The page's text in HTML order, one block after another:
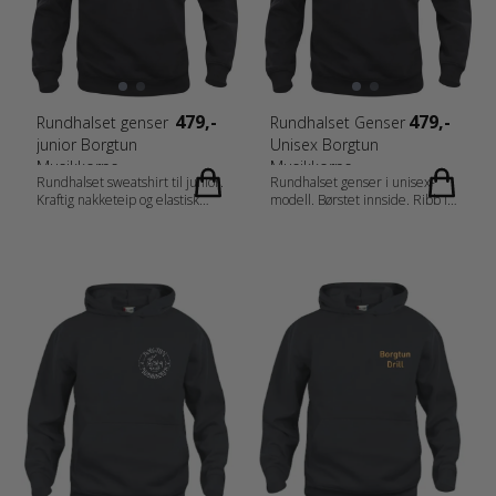
Rundhalset genser
junior Borgtun
Musikkorps
479,-
Rundhalset sweatshirt til junior.
Kraftig nakketeip og elastisk
med dobbel søm. Twill i
nakkebånd og brodert label.
Materiale: 65 % Polyester, 35 %
Bomull. Vekt: 280 g/m2 Kjønn:
Junior Halskant: Round Erme:
Long Sleeve
Målskjema: 021020_fi_no_da_de_nl_at_de-
CH_fr-CH_fr_es_pt_storlek.pdf
Rundhalset Genser
Unisex Borgtun
Musikkorps
479,-
Rundhalset genser i unisex-
modell. Børstet innside. Ribb i
Polyester og 15 % Bomull) Vekt:
280 g/m2 Kjønn: Unisex
Halskant: Round Erme: Long
Sleeve
Målskjema:
CH_fr-CH_fr_es_pt_storlek.pdf